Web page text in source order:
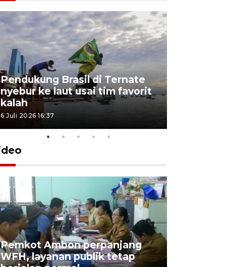
Pendukung Brasil di Ternate
nyebur ke laut usai tim favorit
kalah
6 Juli 2026 16:37
Pemkot Ambon perpanjang
WFH, layanan publik tetap